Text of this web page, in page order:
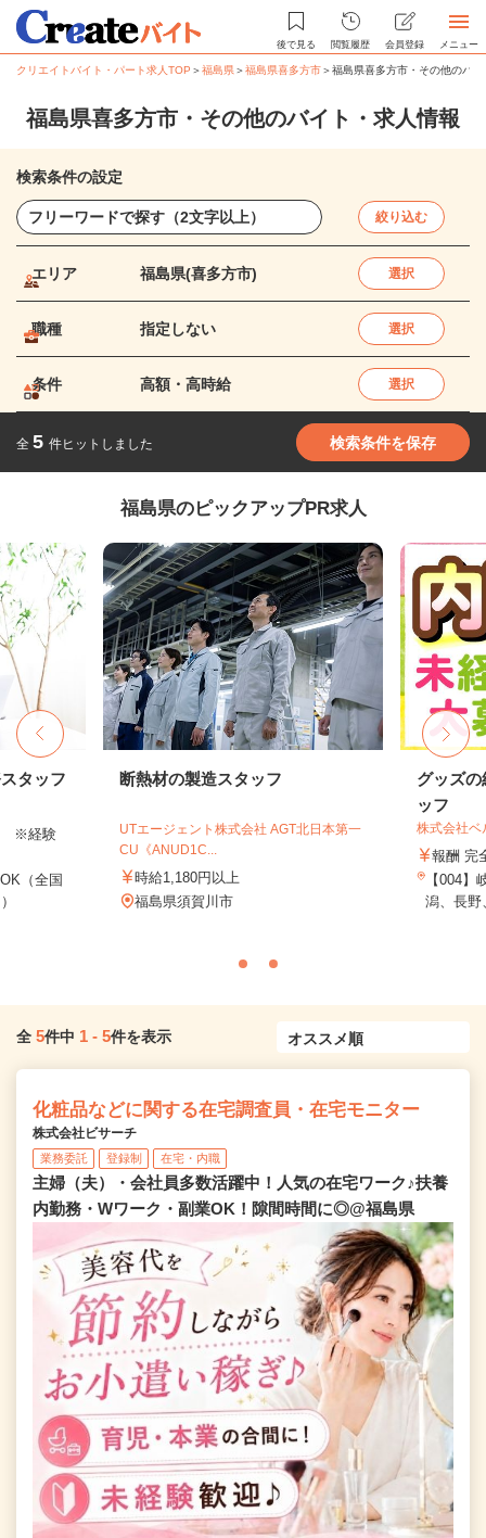
後で見る 閲覧履歴 会員登録 メニュー
クリエイトバイト・パート求人TOP ＞福島県＞福島県喜多方市＞福島県喜多方市・その他のバ
福島県喜多方市・その他のバイト・求人情報
検索条件の設定
絞り込む
エリア 福島県(喜多方市) 選択
職種 指定しない 選択
条件 高額・高時給 選択
全 5 件ヒットしました 検索条件を保存
福島県のピックアップPR求人
タッフ
※経験
（全国
断熱材の製造スタッフ
UTエージェント株式会社 AGT北日本第一
CU《ANUD1C...
時給1,180円以上
福島県須賀川市
グッズ
ッフ
株式会社ベ
報酬 完
【004】
潟、長野
全 5件中 1 - 5件を表示
化粧品などに関する在宅調査員・在宅モニター
株式会社ビサーチ
業務委託 登録制 在宅・内職
主婦（夫）・会社員多数活躍中！人気の在宅ワーク♪扶養
内勤務・Wワーク・副業OK！隙間時間に◎@福島県